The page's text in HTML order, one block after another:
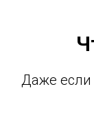
Даже если